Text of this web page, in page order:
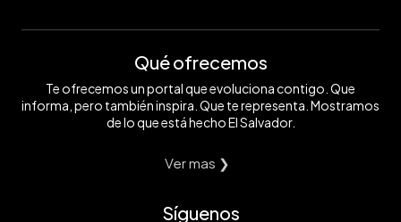
Qué ofrecemos
Te ofrecemos un portal que evoluciona contigo. Que
informa, pero también inspira. Que te representa. Mostramos
de lo que está hecho El Salvador.
Ver mas ❯
Síguenos